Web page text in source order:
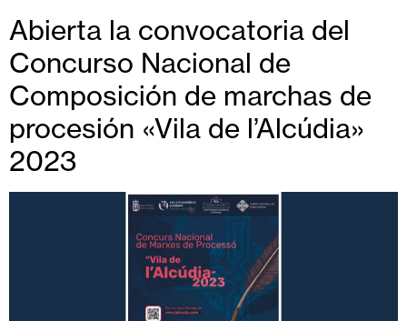
Abierta la convocatoria del
Concurso Nacional de
Composición de marchas de
procesión «Vila de l’Alcúdia»
2023